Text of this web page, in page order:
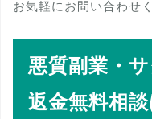
お気軽にお問い合わせ
悪質副業・
返金無料相